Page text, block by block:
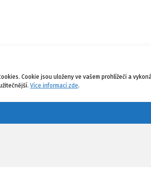
Cookie jsou uloženy ve vašem prohlížeči a
Více informací zde.